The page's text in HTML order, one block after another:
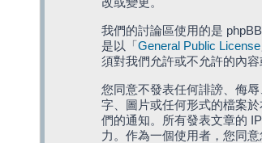
我們的討論區使用的是
是以「 General Public License
須對我們允許或不允許的內
您同意不發表任何誹謗、侮
字、圖片或任何形式的檔案
們的通知。所有發表文章的
力。作為一個使用者，您同